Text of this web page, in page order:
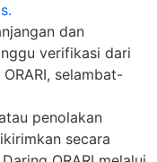
dan
verifikasi dari
selambat-
penolakan
secara